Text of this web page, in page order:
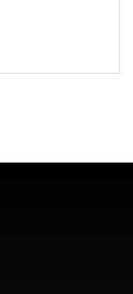
a las 10:00